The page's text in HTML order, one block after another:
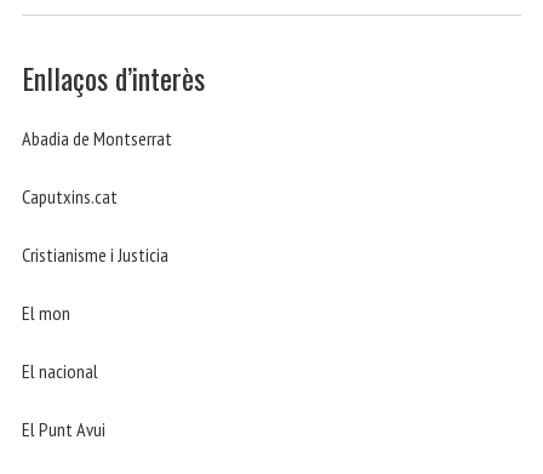
Enllaços d’interès
Abadia de Montserrat
Caputxins.cat
Cristianisme i Justicia
El mon
El nacional
El Punt Avui